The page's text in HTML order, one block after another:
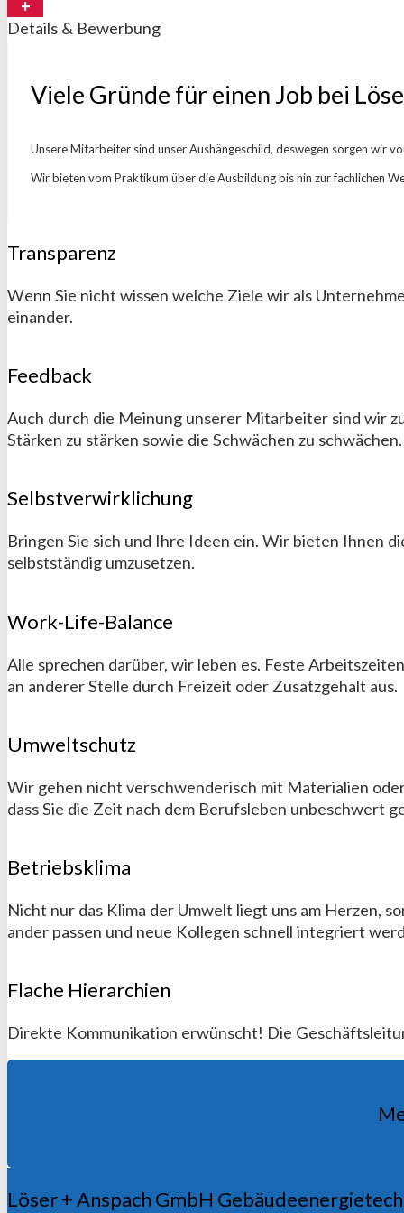
Details & Bewerbung
Viele Gründe für einen Job bei
Unsere Mitarbeiter sind unser Aushängeschild, deswegen sorgen wir
Wir bieten vom Praktikum über die Ausbildung bis hin zur fachlichen
Transparenz
Wenn Sie nicht wissen welche Ziele wir als
ein­ander.
Feedback
Auch durch die Mei­nung unserer Mit­ar­bei­ter sind wir
Stär­ken zu stär­ken sowie die Schwä­chen zu schwächen.
Selbstverwirklichung
Bringen Sie sich und Ihre Ideen ein. Wir bieten Ihnen
selbst­stän­dig umzu­setzen.
Work-Life-Balance
Alle sprechen darüber, wir leben es. Feste
an ande­rer Stelle durch Frei­zeit oder Zusatz­gehalt aus­.
Umweltschutz
Wir gehen nicht verschwen­derisch mit Mate­ria­lien
dass Sie die Zeit nach dem Berufs­leben un­be­schwert
Betriebsklima
Nicht nur das Klima der Umwelt liegt uns am Herzen,
an­der passen und neue Kol­le­gen schnell inte­griert
Flache Hierarchien
Direkte Kommunikation erwünscht! Die
Löser + Anspach GmbH